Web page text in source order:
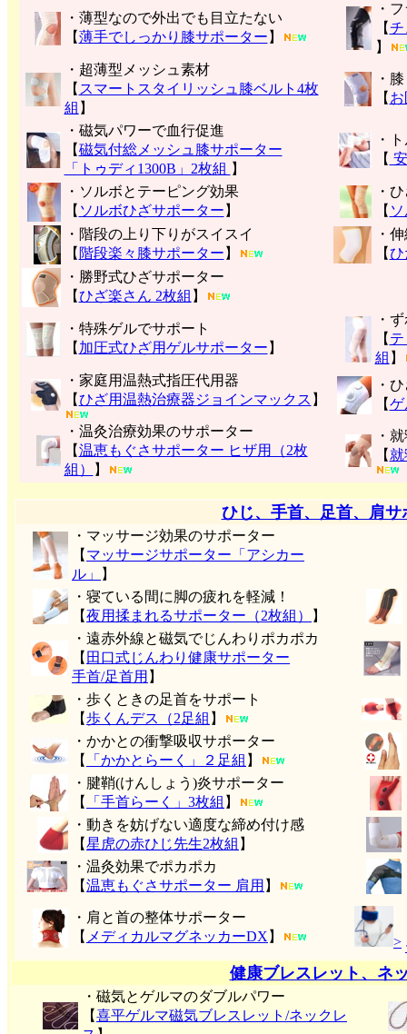
・薄型なので外出でも目立たない
【薄手でしっかり膝サポーター 】
・
【チ
】
・超薄型メッシュ素材
【 スマートスタイリッシュ膝ベルト4枚
組 】
・
【
・磁気パワーで血行促進
【磁気付総メッシュ膝サポーター
「トゥディ1300B」2枚組 】
・
【
・ソルボとテーピング効果
【 ソルボひざサポーター 】
・
【
・階段の上り下りがスイスイ
【 階段楽々膝サポーター 】
・
【ひ
・勝野式ひざサポーター
【ひざ楽さん 2枚組 】
・特殊ゲルでサポート
【 加圧式ひざ用ゲルサポーター 】
・
【
組 】
・家庭用温熱式指圧代用器
【ひざ用温熱治療器ジョインマックス 】
・
【ゲ
・温灸治療効果のサポーター
【温恵もぐさサポーター ヒザ用（2枚
組）
】
・
【
ひじ、手首、足首、肩サ
・マッサージ効果のサポーター
【 マッサージサポーター「アシカー
ル」
】
・寝ている間に脚の疲れを軽減！
【夜用揉まれるサポーター（2枚組） 】
・遠赤外線と磁気でじんわりポカポカ
【 田口式じんわり健康サポーター
手首/足首用 】
・歩くときの足首をサポート
【歩くんデス（2足組 】
・かかとの衝撃吸収サポーター
【
「かかとらーく」２足組 】
・腱鞘(けんしょう)炎サポーター
【
「手首らーく」3枚組 】
・動きを妨げない適度な締め付け感
【星虎の赤ひじ先生2枚組 】
・温灸効果でポカポカ
【温恵もぐさサポーター 肩用 】
・肩と首の整体サポーター
【 メディカルマグネッカーDX 】 >
健康ブレスレット、ネ
・磁気とゲルマのダブルパワー
【喜平ゲルマ磁気ブレスレット/ネックレ